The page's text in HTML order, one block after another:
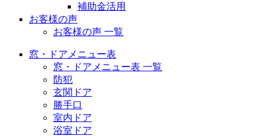
補助金活用
お客様の声
お客様の声 一覧
窓・ドアメニュー表
窓・ドアメニュー表 一覧
防犯
玄関ドア
勝手口
室内ドア
浴室ドア